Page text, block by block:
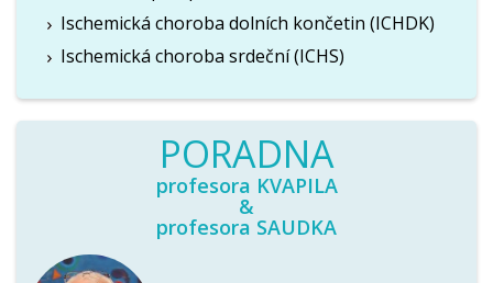
Ischemická choroba dolních končetin (ICHDK)
Ischemická choroba srdeční (ICHS)
PORADNA
profesora KVAPILA
&
profesora SAUDKA